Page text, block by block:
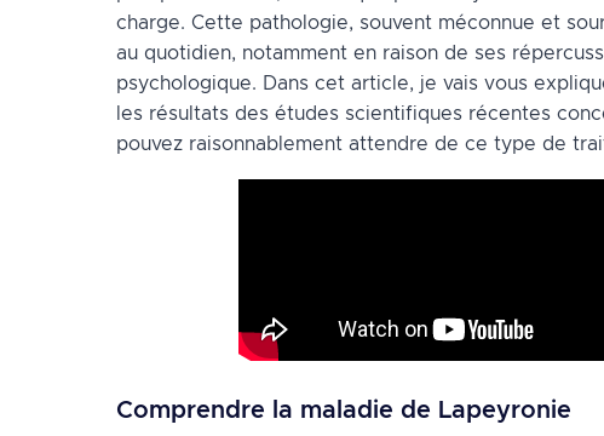
charge. Cette pathologie, souvent méconnue et
au quotidien, notamment en raison de ses
psychologique. Dans cet article, je vais vous
les résultats des études scientifiques récentes
pouvez raisonnablement attendre de ce type de
Comprendre la maladie de Lapeyronie